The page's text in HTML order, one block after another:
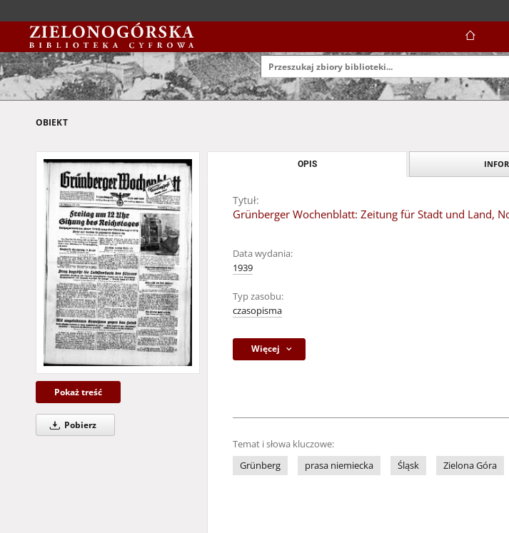
OBIEKT
Pokaż treść
Pobierz
OPIS
Tytuł:
Grünberger Wochenblatt: Zeitung für Stadt und Land,
Data wydania:
1939
Typ zasobu:
czasopisma
Więcej
Temat i słowa kluczowe:
Grünberg
prasa niemiecka Śląsk Zielona Góra